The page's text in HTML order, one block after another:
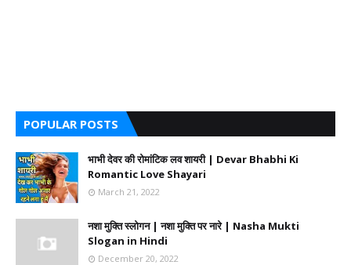
POPULAR POSTS
भाभी देवर की रोमांटिक लव शायरी | Devar Bhabhi Ki
Romantic Love Shayari
March 21, 2022
नशा मुक्ति स्लोगन | नशा मुक्ति पर नारे | Nasha Mukti
Slogan in Hindi
December 20, 2022